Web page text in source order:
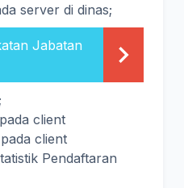
server di dinas;
Jabatan
client
client
Pendaftaran